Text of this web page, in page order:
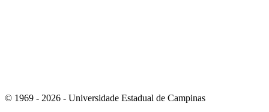
© 1969 - 2026 - Universidade Estadual de Campinas